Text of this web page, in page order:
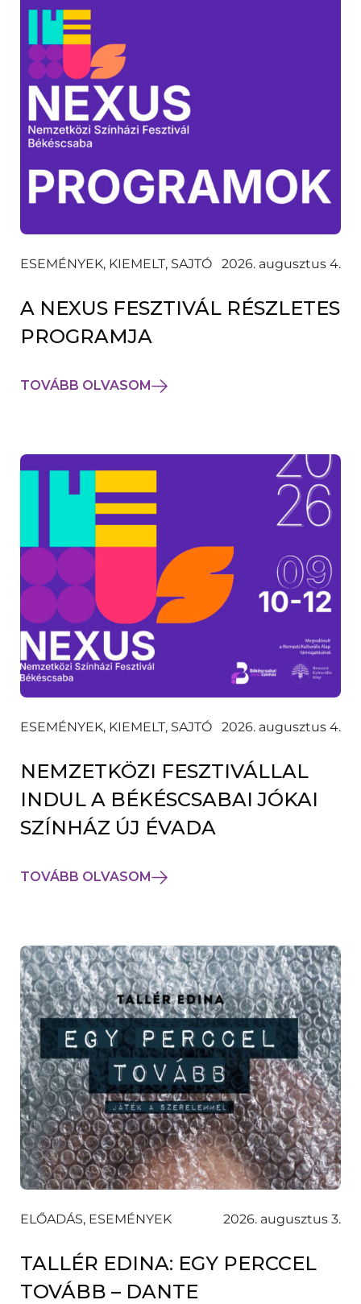
ESEMÉNYEK, KIEMELT, SAJTÓ 2026. augusztus 4.
A NEXUS FESZTIVÁL RÉSZLETES
PROGRAMJA
TOVÁBB OLVASOM
ESEMÉNYEK, KIEMELT, SAJTÓ 2026. augusztus 4.
NEMZETKÖZI FESZTIVÁLLAL
INDUL A BÉKÉSCSABAI JÓKAI
SZÍNHÁZ ÚJ ÉVADA
TOVÁBB OLVASOM
ELŐADÁS, ESEMÉNYEK 2026. augusztus 3.
TALLÉR EDINA: EGY PERCCEL
TOVÁBB – DANTE